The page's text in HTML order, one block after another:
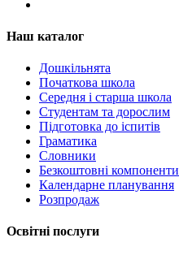
Наш каталог
Дошкільнята
Початкова школа
Середня і старша школа
Студентам та дорослим
Підготовка до іспитів
Граматика
Словники
Безкоштовні компоненти
Календарне планування
Розпродаж
Освітні послуги